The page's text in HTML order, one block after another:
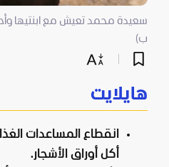
سعيدة محمد تعيش مع ابنتيها
ب)
هايلايت
انقطاع المساعدات
أكل أوراق الأشجار.